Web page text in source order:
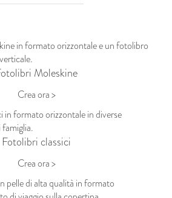
Moleskine
Crea ora >
Fotolibri classici
Crea ora >